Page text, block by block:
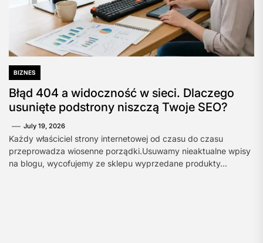
BIZNES
Błąd 404 a widoczność w sieci. Dlaczego
usunięte podstrony niszczą Twoje SEO?
July 19, 2026
Każdy właściciel strony internetowej od czasu do czasu
przeprowadza wiosenne porządki.Usuwamy nieaktualne wpisy
na blogu, wycofujemy ze sklepu wyprzedane produkty...